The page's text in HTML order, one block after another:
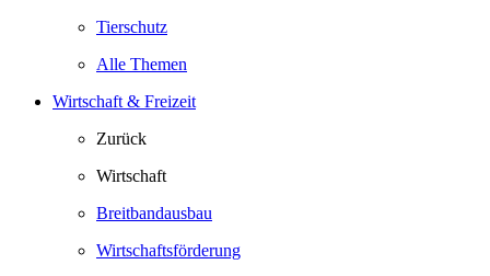
Tierschutz
Alle Themen
Wirtschaft & Freizeit
Zurück
Wirtschaft
Breitbandausbau
Wirtschaftsförderung